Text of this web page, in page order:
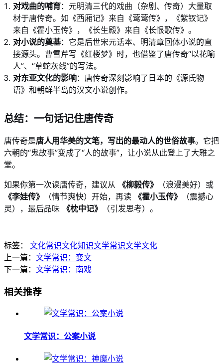
对戏曲的哺育：元明清三代的戏曲（杂剧、传奇）大量取
材于唐传奇。如《西厢记》来自《莺莺传》，《紫钗记》
来自《霍小玉传》，《长生殿》来自《长恨歌传》。
对小说的奠基：它是后世宋元话本、明清章回体小说的直
接源头。曹雪芹写《红楼梦》时，也借鉴了唐传奇“以花喻
人”、“草蛇灰线”的写法。
对东亚文化的影响：唐传奇深刻影响了日本的《源氏物
语》和朝鲜半岛的汉文小说创作。
总结：一句话记住唐传奇
唐传奇是唐人用华美的文笔，写出的最动人的世俗故事。它把
六朝的“鬼故事”变成了“人的故事”，让小说从此登上了大雅之
堂。
如果你第一次读唐传奇，建议从
《柳毅传》
（浪漫美好）或
《李娃传》
（情节爽快）开始，再读 《霍小玉传》
（震撼心
灵），最后品味
《枕中记》 （引发思考）。
标签： 文化常识文化知识文学常识文学文化
上一篇： 文学常识：变文
下一篇： 文学常识：南戏
相关推荐
文学常识：公案小说